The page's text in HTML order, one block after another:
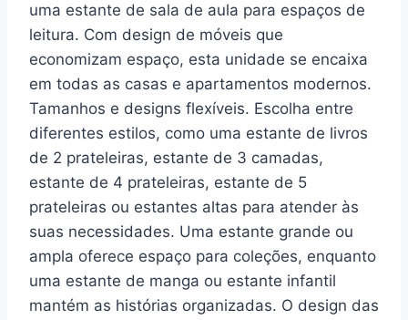
uma estante de sala de aula para espaços de
leitura. Com design de móveis que
economizam espaço, esta unidade se encaixa
em todas as casas e apartamentos modernos.
Tamanhos e designs flexíveis. Escolha entre
diferentes estilos, como uma estante de livros
de 2 prateleiras, estante de 3 camadas,
estante de 4 prateleiras, estante de 5
prateleiras ou estantes altas para atender às
suas necessidades. Uma estante grande ou
ampla oferece espaço para coleções, enquanto
uma estante de manga ou estante infantil
mantém as histórias organizadas. O design das